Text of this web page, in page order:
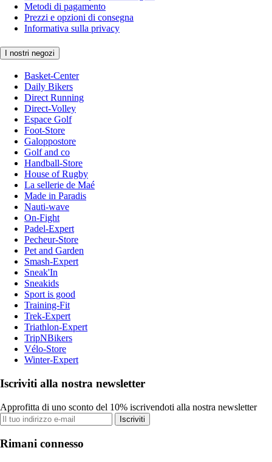
Metodi di pagamento
Prezzi e opzioni di consegna
Informativa sulla privacy
I nostri negozi
Basket-Center
Daily Bikers
Direct Running
Direct-Volley
Espace Golf
Foot-Store
Galoppostore
Golf and co
Handball-Store
House of Rugby
La sellerie de Maé
Made in Paradis
Nauti-wave
On-Fight
Padel-Expert
Pecheur-Store
Pet and Garden
Smash-Expert
Sneak'In
Sneakids
Sport is good
Training-Fit
Trek-Expert
Triathlon-Expert
TripNBikers
Vélo-Store
Winter-Expert
Iscriviti alla nostra newsletter
Approfitta di uno sconto del 10% iscrivendoti alla nostra newsletter
Iscriviti
Rimani connesso